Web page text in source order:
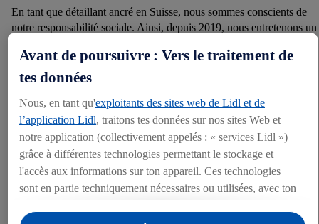
En tant que détaillant ancré en Suisse, nous sommes conscients de
notre responsabilité sociale. Ainsi, depuis 2019, nous entretenons un
annuel à six chiffres à l’association pour aider les enfants, les
adolescents et les jeunes adultes en Suisse.
Nous encourageons l’engagement volontaire de nos collaborateurs
dans des projets d’utilité publique et nous nous sommes fixé pour
objectif que, d’ici à 2025, 10 % des collaborateurs dont le taux
d’occupation est de plus de 40 % participent chaque année à un
volontariat d’entreprise d’une journée. Nous soutenons ainsi
personnellement des projets environnementaux et sociaux. Ils
Avant de poursuivre : Vers le traitement de
tes données
Nous, en tant qu'exploitants des sites web de Lidl et de
l’application Lidl, traitons tes données sur nos sites Web et
notre application (collectivement appelés : « services Lidl »)
grâce à différentes technologies permettant le stockage et
l'accès aux informations sur ton appareil. Ces technologies
sont en partie techniquement nécessaires ou utilisées, avec ton